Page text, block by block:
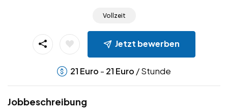
Vollzeit
Jetzt bewerben
21 Euro - 21 Euro / Stunde
Jobbeschreibung